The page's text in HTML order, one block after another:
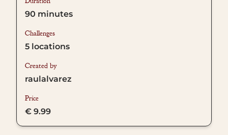
90 minutes
Challenges
5 locations
Created by
raulalvarez
Price
€ 9.99